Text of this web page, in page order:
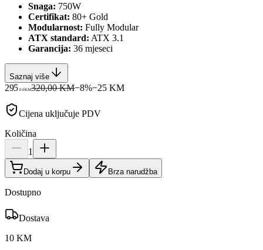
Snaga: 750W
Certifikat: 80+ Gold
Modularnost: Fully Modular
ATX standard: ATX 3.1
Garancija: 36 mjeseci
Saznaj više
295 00KM320,00 KM−8%−25 KM
Cijena uključuje PDV
Količina
1
Dodaj u korpu Brza narudžba
Dostupno
Dostava
10 KM